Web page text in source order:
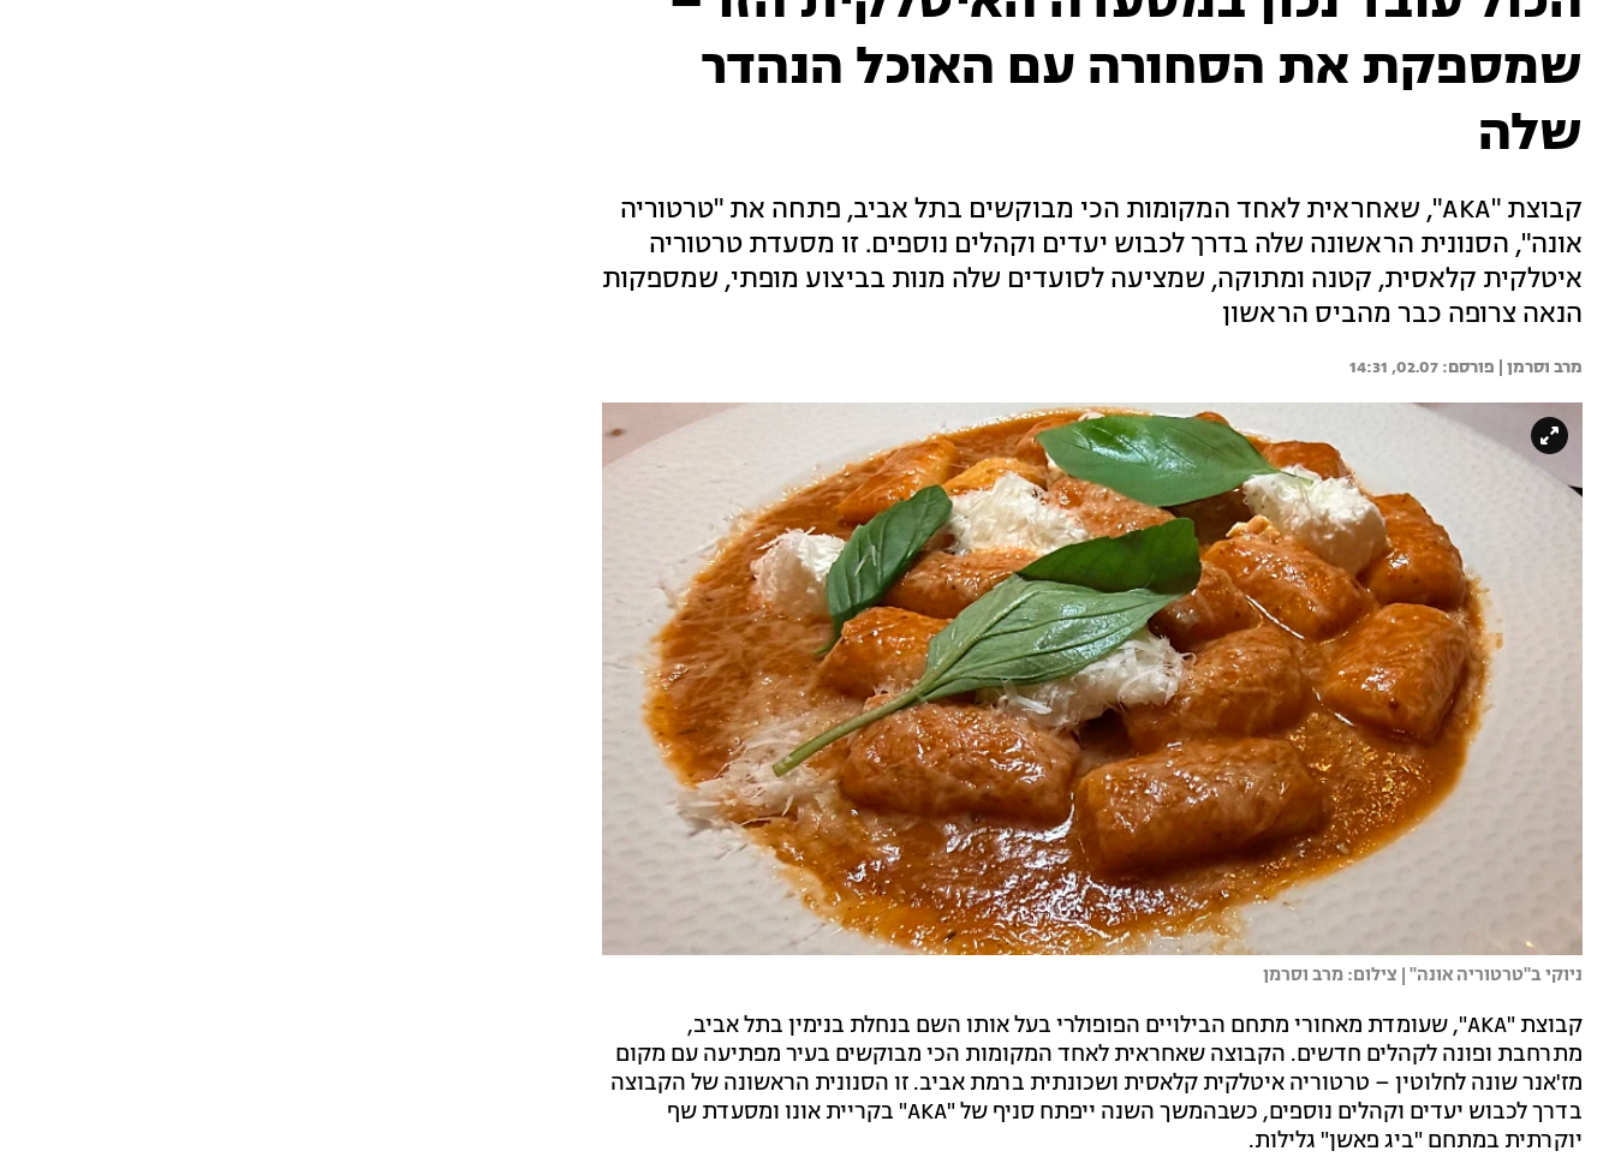
שמספקת את הסחורה עם האוכל הנהדר
שלה
קבוצת "AKA", שאחראית לאחד המקומות הכי מבוקשים בתל אביב, פתחה את "טרטוריה
אונה", הסנונית הראשונה שלה בדרך לכבוש יעדים וקהלים נוספים. זו מסעדת טרטוריה
איטלקית קלאסית, קטנה ומתוקה, שמציעה לסועדים שלה מנות בביצוע מופתי, שמספקות
הנאה צרופה כבר מהביס הראשון
מרב וסרמן | 02.07, 14:31
ניוקי ב"טרטוריה אונה" | צילום: מרב וסרמן
קבוצת "AKA", שעומדת מאחורי מתחם הבילויים הפופולרי בעל אותו השם בנחלת בנימין בתל אביב,
מתרחבת ופונה לקהלים חדשים. הקבוצה שאחראית לאחד המקומות הכי מבוקשים בעיר מפתיעה עם מקום
מז'אנר שונה לחלוטין – טרטוריה איטלקית קלאסית ושכונתית ברמת אביב. זו הסנונית הראשונה של הקבוצה
בדרך לכבוש יעדים וקהלים נוספים, כשבהמשך השנה ייפתח סניף של "AKA" בקריית אונו ומסעדת שף
יוקרתית במתחם "ביג פאשן" גלילות.